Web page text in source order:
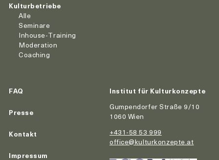
Kulturbetriebe
Alle
Seminare
Inhouse-Training
Moderation
Coaching
FAQ
Presse
Kontakt
Impressum
Institut für Kulturkonzepte
Gumpendorfer Straße 9/10
1060 Wien
+431-58 53 999
office@kulturkonzepte.at